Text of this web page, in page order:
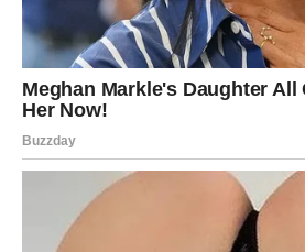
doručak, brzihvečerauvidupice,
uz
čaj –ludotestoćevambiti
BONUS TEKST
Uživanjeudomaćimpecivimane
posebne
receptuza tiganja,
pripremiti
iliprilog